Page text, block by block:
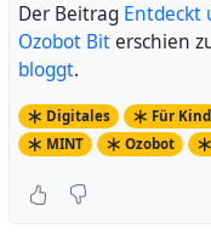
Der Beitrag Entdeckt
Ozobot Biterschien
bloggt.
Digitales Für
MINT
Ozobot